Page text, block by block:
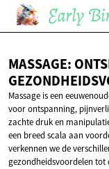
MASSAGE:
Massage is een
voor ontspanning,
zachte druk en
een breed scala aan
verkennen we de
gezondheidsvoordelen tot